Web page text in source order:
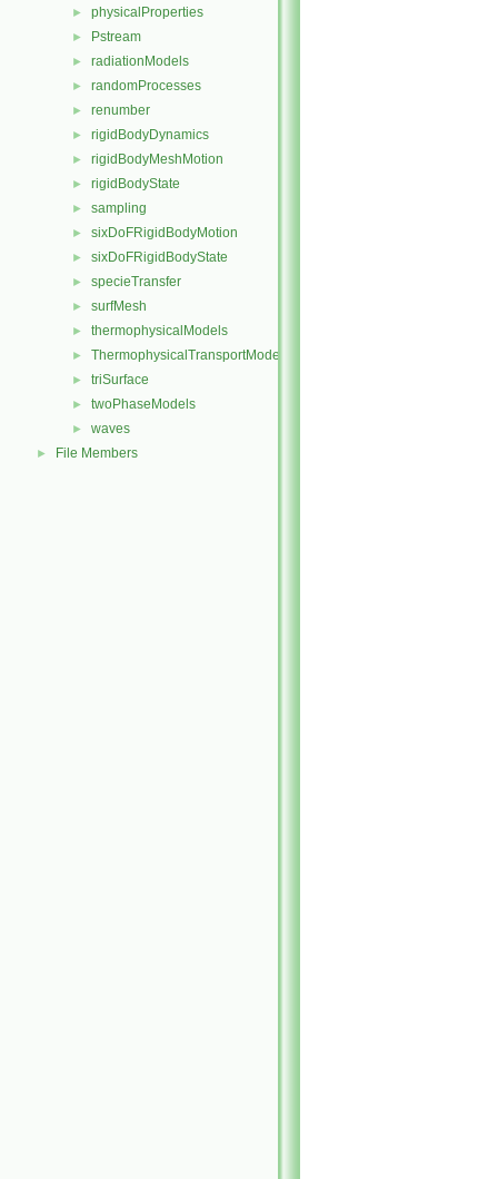
► physicalProperties
► Pstream
► radiationModels
► randomProcesses
► renumber
► rigidBodyDynamics
► rigidBodyMeshMotion
► rigidBodyState
► sampling
► sixDoFRigidBodyMotion
► sixDoFRigidBodyState
► specieTransfer
► surfMesh
► thermophysicalModels
► ThermophysicalTransportModels
► triSurface
► twoPhaseModels
► waves
► File Members